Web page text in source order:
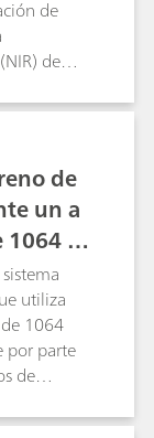
de
de
rápidas
una
a los
técnica
a su alta
de
un a
1064 n
utiliza
1064
por parte
de
la